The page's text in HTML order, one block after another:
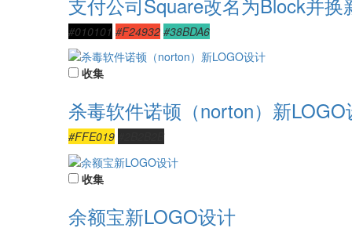
#010101 #F24932 #38BDA6
收集
杀毒软件诺顿（norton）新LOGO
#FFE019
收集
余额宝新LOGO设计